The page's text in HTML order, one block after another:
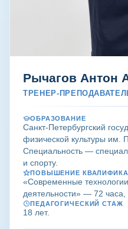
Рычагов Антон
ТРЕНЕР-
ОБРАЗОВАНИЕ
Санкт-Петербургский
физической культуры им.
Специальность —
и спорту.
ПОВЫШЕНИЕ
«Современные
деятельности» — 72 часа,
ПЕДАГОГИЧЕСКИЙ СТАЖ
18 лет.